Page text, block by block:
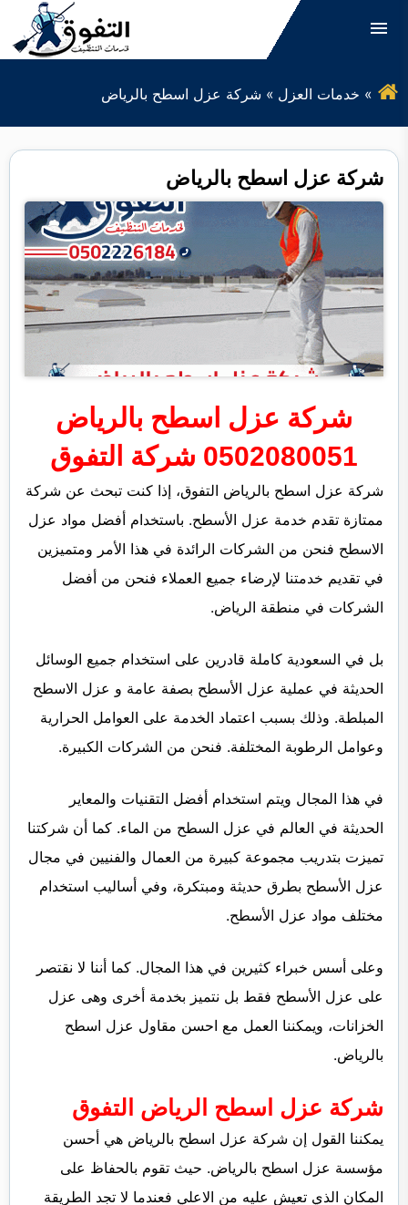
عن:
ابحث
التنظيف
مكافحة الحشرات
الصيانة
التعقيم
نقل الاثاث
خدمات العزل شركة عزل اسطح بالرياض
شركة عزل اسطح بالرياض
شركة عزل اسطح بالرياض
0502080051 شركة التفوق
شركة عزل اسطح بالرياض التفوق، إذا كنت تبحث عن شركة
ممتازة تقدم خدمة عزل الأسطح. باستخدام أفضل مواد عزل
الاسطح فنحن من الشركات الرائدة في هذا الأمر ومتميزين
في تقديم خدمتنا لإرضاء جميع العملاء فنحن من أفضل
الشركات في منطقة الرياض.
بل في السعودية كاملة قادرين على استخدام جميع الوسائل
الحديثة في عملية عزل الأسطح بصفة عامة و عزل الاسطح
المبلطة. وذلك بسبب اعتماد الخدمة على العوامل الحرارية
وعوامل الرطوبة المختلفة. فنحن من الشركات الكبيرة.
في هذا المجال ويتم استخدام أفضل التقنيات والمعاير
الحديثة في العالم في عزل السطح من الماء. كما أن شركتنا
تميزت بتدريب مجموعة كبيرة من العمال والفنيين في مجال
عزل الأسطح بطرق حديثة ومبتكرة، وفي أساليب استخدام
مختلف مواد عزل الأسطح.
وعلى أسس خبراء كثيرين في هذا المجال. كما أننا لا نقتصر
على عزل الأسطح فقط بل نتميز بخدمة أخرى وهى عزل
الخزانات، ويمكننا العمل مع احسن مقاول عزل اسطح
بالرياض.
شركة عزل اسطح الرياض التفوق
يمكننا القول إن شركة عزل اسطح بالرياض هي أحسن
مؤسسة عزل اسطح بالرياض. حيث تقوم بالحفاظ على
المكان الذي تعيش عليه من الاعلي فعندما لا تجد الطريقة